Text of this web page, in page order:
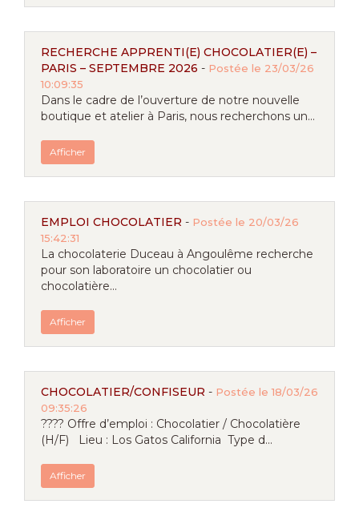
RECHERCHE APPRENTI(E) CHOCOLATIER(E) –
PARIS – SEPTEMBRE 2026 - Postée le 23/03/26
10:09:35
Dans le cadre de l’ouverture de notre nouvelle
boutique et atelier à Paris, nous recherchons un...
Afficher
EMPLOI CHOCOLATIER - Postée le 20/03/26
15:42:31
La chocolaterie Duceau à Angoulême recherche
pour son laboratoire un chocolatier ou
chocolatière...
Afficher
CHOCOLATIER/CONFISEUR - Postée le 18/03/26
09:35:26
???? Offre d’emploi : Chocolatier / Chocolatière
(H/F) Lieu : Los Gatos California Type d...
Afficher